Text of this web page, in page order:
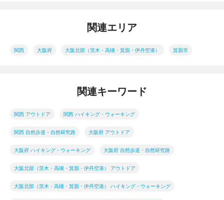
関連エリア
関西 大阪府 大阪北部（茨木・高槻・箕面・伊丹空港） 箕面市
関連キーワード
関西 アウトドア 関西 ハイキング・ウォーキング
関西 自然歩道・自然研究路 大阪府 アウトドア
大阪府 ハイキング・ウォーキング 大阪府 自然歩道・自然研究路
大阪北部（茨木・高槻・箕面・伊丹空港） アウトドア
大阪北部（茨木・高槻・箕面・伊丹空港） ハイキング・ウォーキング